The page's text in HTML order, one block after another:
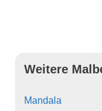
Weitere
Mandala